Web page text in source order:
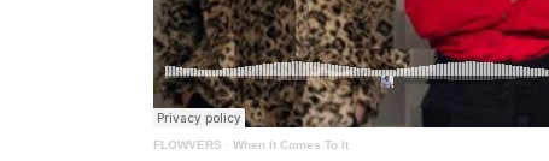
FLOWVERS · When It Comes To It